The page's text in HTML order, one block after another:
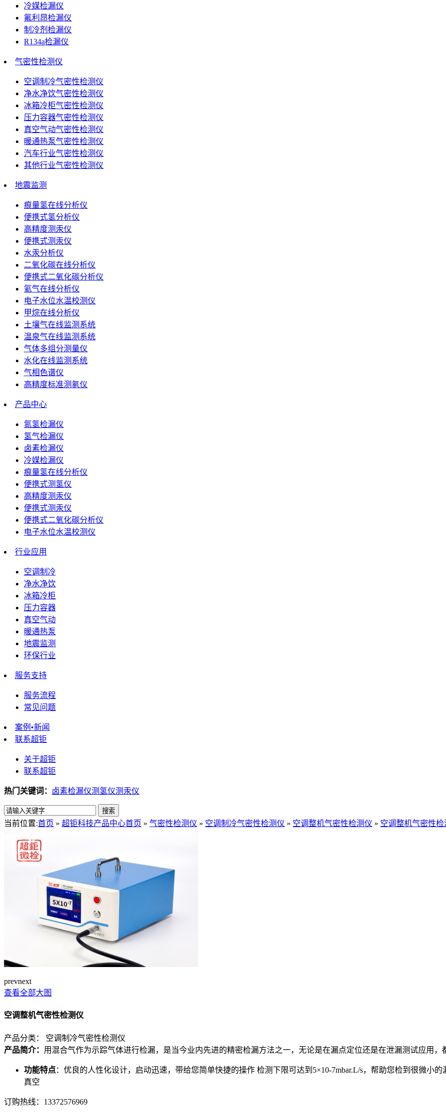
冷媒检漏仪
氟利昂检漏仪
制冷剂检漏仪
R134a检漏仪
气密性检测仪
空调制冷气密性检测仪
净水净饮气密性检测仪
冰箱冷柜气密性检测仪
压力容器气密性检测仪
真空气动气密性检测仪
暖通热泵气密性检测仪
汽车行业气密性检测仪
其他行业气密性检测仪
地震监测
痕量氢在线分析仪
便携式氢分析仪
高精度测汞仪
便携式测汞仪
水汞分析仪
二氧化碳在线分析仪
便携式二氧化碳分析仪
氦气在线分析仪
电子水位水温校测仪
甲烷在线分析仪
土壤气在线监测系统
温泉气在线监测系统
气体多组分测量仪
水化在线监测系统
气相色谱仪
高精度标准测氡仪
产品中心
氮氢检漏仪
氢气检漏仪
卤素检漏仪
冷媒检漏仪
痕量氢在线分析仪
便携式测氢仪
高精度测汞仪
便携式测汞仪
便携式二氧化碳分析仪
电子水位水温校测仪
行业应用
空调制冷
净水净饮
冰箱冷柜
压力容器
真空气动
暖通热泵
地震监测
环保行业
服务支持
服务流程
常见问题
案例•新闻
联系超钜
关于超钜
联系超钜
热门关键词： 卤素检漏仪测氢仪测汞仪
当前位置:首页 » 超钜科技产品中心首页 » 气密性检测仪 » 空调制冷气密性检测仪 » 空调整机气密性检测仪 » 空调整机气密性检
prevnext
查看全部大图
空调整机气密性检测仪
产品分类： 空调制冷气密性检测仪
产品简介： 用混合气作为示踪气体进行检漏，是当今业内先进的精密检漏方法之一，无论是在漏点定位还是在泄漏测试应用，
功能特点：优良的人性化设计，启动迅速，带给您简单快捷的操作 检测下限可达到5×10-7mbar.L/s，帮助您检到很微小
真空
订购热线： 13372576969